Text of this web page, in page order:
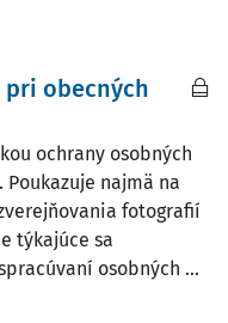
obecných
ochrany osobných
najmä na
fotografií
týkajúce sa
osobných ...